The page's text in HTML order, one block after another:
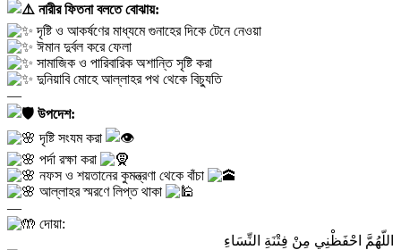
নারীর ফিতনা বলতে বোঝায়:
দৃষ্টি ও আকর্ষণের মাধ্যমে গুনাহের দিকে টেনে নেওয়া
ঈমান দুর্বল করে ফেলা
সামাজিক ও পারিবারিক অশান্তি সৃষ্টি করা
দুনিয়াবি মোহে আল্লাহর পথ থেকে বিচ্যুতি
—
উপদেশ:
দৃষ্টি সংযম করা
পর্দা রক্ষা করা
নফস ও শয়তানের কুমন্ত্রণা থেকে বাঁচা
আল্লাহর স্মরণে লিপ্ত থাকা
—
দোয়া:
اللّهُمَّ احْفَظْنِي مِنْ فِتْنَةِ النِّسَاءِ